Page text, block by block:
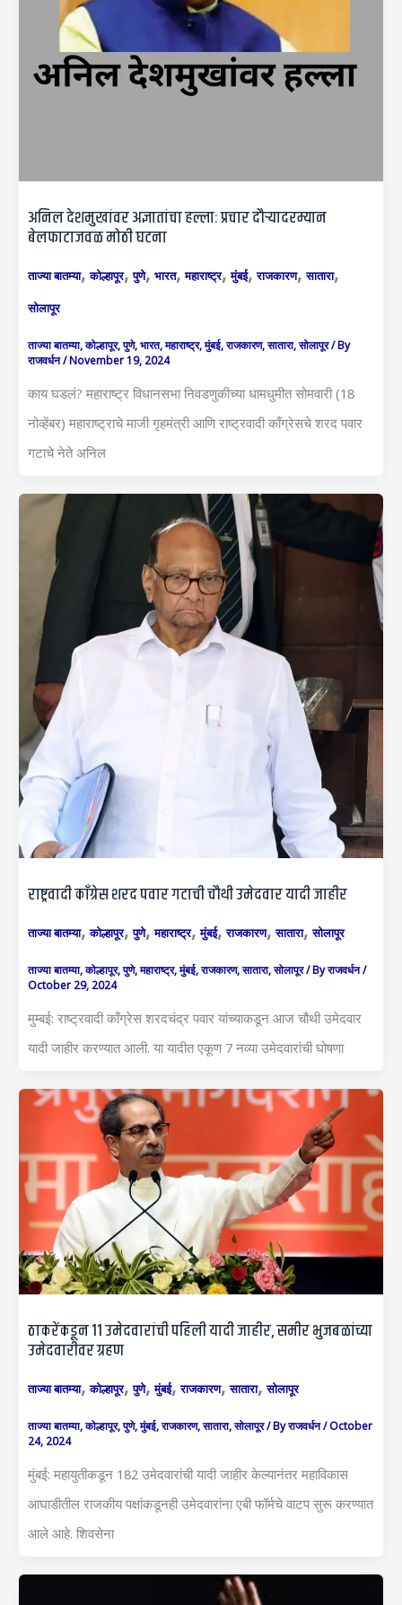
अनिल देशमुखांवर अज्ञातांचा हल्ला: प्रचार दौऱ्यादरम्यान
बेलफाटाजवळ मोठी घटना
ताज्या बातम्या,कोल्हापूर,पुणे, भारत,महाराष्ट्र,मुंबई,राजकारण,सातारा,
सोलापूर
ताज्या बातम्या,कोल्हापूर,पुणे,भारत,महाराष्ट्र,मुंबई,राजकारण,सातारा,सोलापूर/ By
राजवर्धन/November 19, 2024
काय घडलं? महाराष्ट्र विधानसभा निवडणुकीच्या धामधुमीत सोमवारी (18
नोव्हेंबर) महाराष्ट्राचे माजी गृहमंत्री आणि राष्ट्रवादी काँग्रेसचे शरद पवार
गटाचे नेते अनिल
राष्ट्रवादी काँग्रेस शरद पवार गटाची चौथी उमेदवार यादी जाहीर
ताज्या बातम्या,कोल्हापूर,पुणे,महाराष्ट्र,मुंबई,राजकारण,सातारा,सोलापूर
ताज्या बातम्या,कोल्हापूर,पुणे,महाराष्ट्र,मुंबई,राजकारण,सातारा,सोलापूर/ Byराजवर्धन/
October 29, 2024
मुम्बई: राष्ट्रवादी काँग्रेस शरदचंद्र पवार यांच्याकडून आज चौथी उमेदवार
यादी जाहीर करण्यात आली. या यादीत एकूण 7 नव्या उमेदवारांची घोषणा
ठाकरेंकडून 11 उमेदवारांची पहिली यादी जाहीर, समीर भुजबळांच्या
उमेदवारीवर ग्रहण
ताज्या बातम्या,कोल्हापूर,पुणे,मुंबई,राजकारण,सातारा,सोलापूर
ताज्या बातम्या,कोल्हापूर,पुणे,मुंबई,राजकारण,सातारा,सोलापूर/ Byराजवर्धन/October
24, 2024
मुंबई: महायुतीकडून 182 उमेदवारांची यादी जाहीर केल्यानंतर महाविकास
आघाडीतील राजकीय पक्षांकडूनही उमेदवारांना एबी फॉर्मचे वाटप सुरू करण्यात
आले आहे. शिवसेना